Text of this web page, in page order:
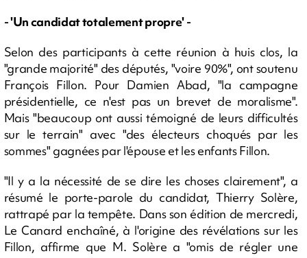
- 'Un candidat totalement propre' -
Selon des participants à cette réunion à huis clos, la
"grande majorité" des députés, "voire 90%", ont soutenu
François Fillon. Pour Damien Abad, "la campagne
présidentielle, ce n'est pas un brevet de moralisme".
Mais "beaucoup ont aussi témoigné de leurs difficultés
sur le terrain" avec "des électeurs choqués par les
sommes" gagnées par l'épouse et les enfants Fillon.
"Il y a la nécessité de se dire les choses clairement", a
résumé le porte-parole du candidat, Thierry Solère,
rattrapé par la tempête. Dans son édition de mercredi,
Le Canard enchaîné, à l'origine des révélations sur les
Fillon, affirme que M. Solère a "omis de régler une